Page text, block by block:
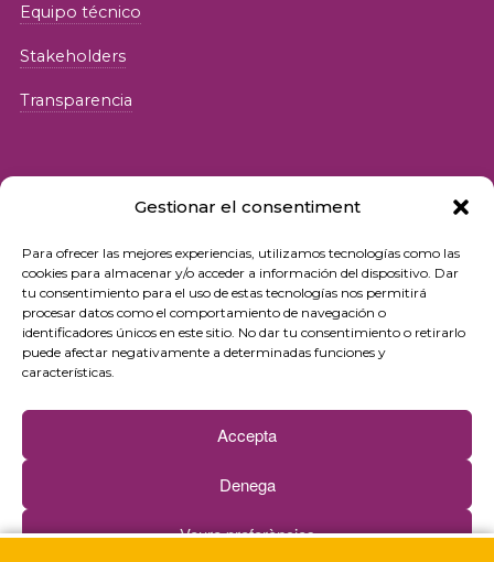
Gestionar el consentiment
Para ofrecer las mejores experiencias, utilizamos tecnologías como las
cookies para almacenar y/o acceder a información del dispositivo. Dar
tu consentimiento para el uso de estas tecnologías nos permitirá
procesar datos como el comportamiento de navegación o
identificadores únicos en este sitio. No dar tu consentimiento o retirarlo
puede afectar negativamente a determinadas funciones y
características.
Accepta
Denega
Veure preferències
Equipo técnico
Stakeholders
Transparencia
© 2026 Fundació iSocial
Política de privacidad
Condiciones de uso
Política de cookies
Contacto